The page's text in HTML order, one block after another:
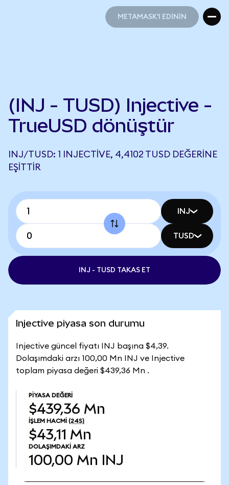
METAMASK'I EDİNİN
(INJ - TUSD) Injective -
TrueUSD dönüştür
INJ/TUSD: 1 INJECTIVE, 4,4102 TUSD DEĞERINE
EŞITTIR
INJ
TUSD
INJ - TUSD TAKAS ET
Injective piyasa son durumu
Injective güncel fiyatı INJ başına $4,39.
Dolaşımdaki arzı 100,00 Mn INJ ve Injective
toplam piyasa değeri $439,36 Mn .
PIYASA DEĞERI
$439,36 Mn
İŞLEM HACMI (24S)
$43,11 Mn
DOLAŞIMDAKI ARZ
100,00 Mn INJ